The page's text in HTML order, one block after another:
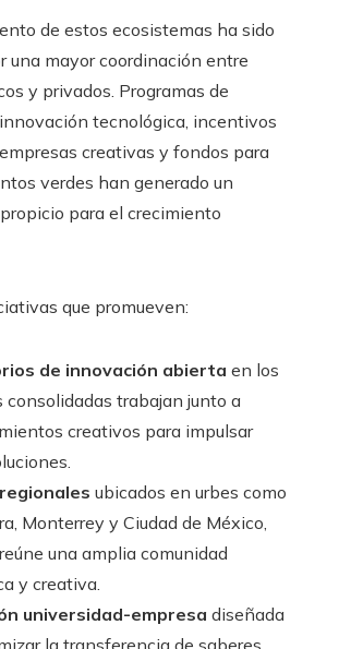
de estos ecosistemas ha sido
una mayor coordinación entre
y privados. Programas de
tecnológica, incentivos
creativas y fondos para
verdes han generado un
para el crecimiento
que promueven:
de innovación abierta en los
consolidadas trabajan junto a
creativos para impulsar
ubicados en urbes como
Monterrey y Ciudad de México,
una amplia comunidad
y creativa.
universidad-empresa diseñada
la transferencia de saberes